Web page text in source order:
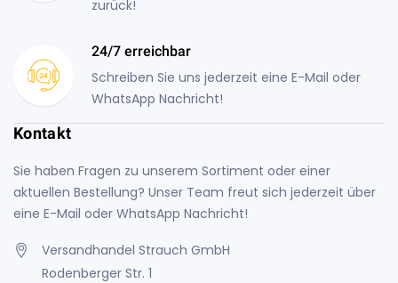
zurück!
24/7 erreichbar
Schreiben Sie uns jederzeit eine E-Mail oder
WhatsApp Nachricht!
Kontakt
Sie haben Fragen zu unserem Sortiment oder einer
aktuellen Bestellung? Unser Team freut sich jederzeit über
eine E-Mail oder WhatsApp Nachricht!
Versandhandel Strauch GmbH
Rodenberger Str. 1